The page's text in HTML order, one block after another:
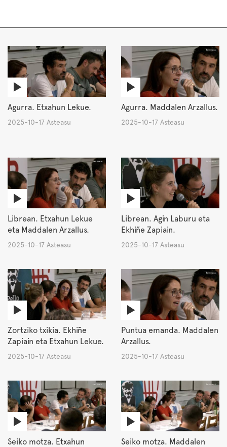
Agurra. Etxahun Lekue.
2025-10-17 Asteasu
Agurra. Maddalen Arzallus.
2025-10-17 Asteasu
Librean. Etxahun Lekue
eta Maddalen Arzallus.
2025-10-17 Asteasu
Librean. Agin Laburu eta
Ekhiñe Zapiain.
2025-10-17 Asteasu
Zortziko txikia. Ekhiñe
Zapiain eta Etxahun Lekue.
2025-10-17 Asteasu
Puntua emanda. Maddalen
Arzallus.
2025-10-17 Asteasu
Seiko motza. Etxahun
Seiko motza. Maddalen